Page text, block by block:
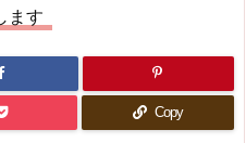
ます
Copy